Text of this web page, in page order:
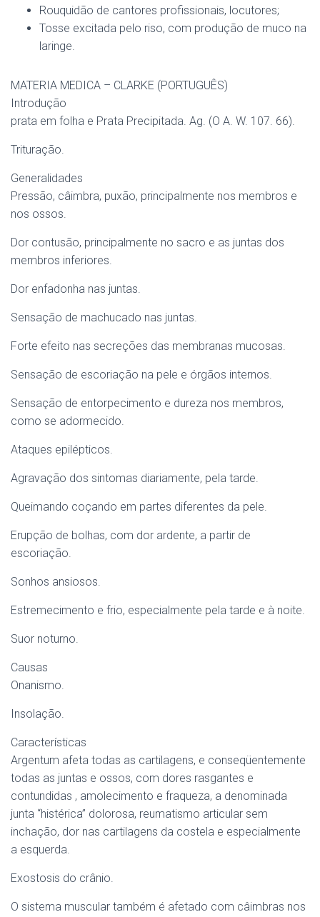
Rouquidão de cantores profissionais, locutores;
Tosse excitada pelo riso, com produção de muco na
laringe.
MATERIA MEDICA – CLARKE (PORTUGUÊS)
Introdução
prata em folha e Prata Precipitada. Ag. (O A. W. 107. 66).
Trituração.
Generalidades
Pressão, câimbra, puxão, principalmente nos membros e
nos ossos.
Dor contusão, principalmente no sacro e as juntas dos
membros inferiores.
Dor enfadonha nas juntas.
Sensação de machucado nas juntas.
Forte efeito nas secreções das membranas mucosas.
Sensação de escoriação na pele e órgãos internos.
Sensação de entorpecimento e dureza nos membros,
como se adormecido.
Ataques epilépticos.
Agravação dos sintomas diariamente, pela tarde.
Queimando coçando em partes diferentes da pele.
Erupção de bolhas, com dor ardente, a partir de
escoriação.
Sonhos ansiosos.
Estremecimento e frio, especialmente pela tarde e à noite.
Suor noturno.
Causas
Onanismo.
Insolação.
Características
Argentum afeta todas as cartilagens, e conseqüentemente
todas as juntas e ossos, com dores rasgantes e
contundidas , amolecimento e fraqueza, a denominada
junta “histérica” dolorosa, reumatismo articular sem
inchação, dor nas cartilagens da costela e especialmente
a esquerda.
Exostosis do crânio.
O sistema muscular também é afetado com câimbras nos